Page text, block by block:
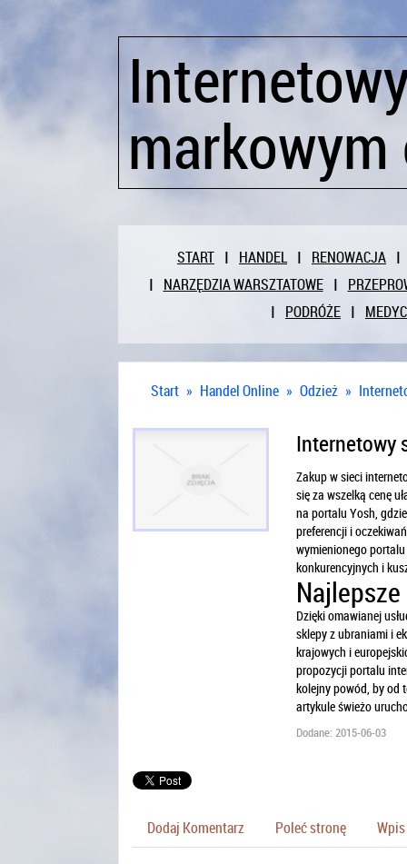
START HANDEL
RENOWACJA
NARZĘDZIA WARSZTATOWE
PODRÓŻE
Start » Handel Online » Odzież »
Internetowy
Zakup w sieci
się za wszelką cenę
na portalu Yosh,
preferencji i
wymienionego
konkurencyjnych i
Dzięki omawianej
sklepy z ubraniami i
krajowych i
propozycji portalu
kolejny powód, by od
artykule świeżo
Dodane: 2015-06-03
Dodaj Komentarz Poleć stronę